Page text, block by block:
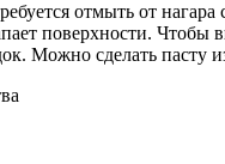
отмыть от
поверхности.
Можно сделать